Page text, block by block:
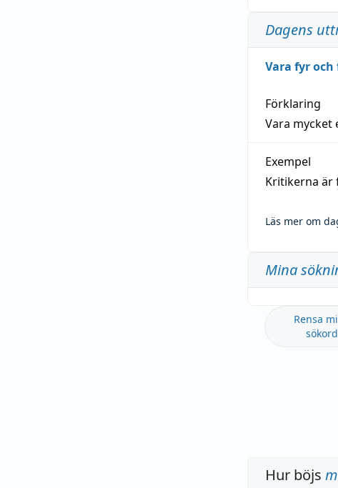
Dagens
Vara fyr
Förklaring
Vara mycket
Exempel
Kritikerna är
Läs mer om
Mina
Rensa
sökord
Hur böjs